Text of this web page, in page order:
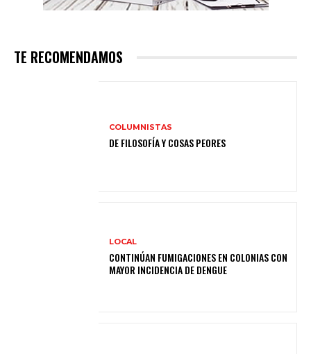
TE RECOMENDAMOS
COLUMNISTAS
DE FILOSOFÍA Y COSAS PEORES
LOCAL
CONTINÚAN FUMIGACIONES EN COLONIAS CON
MAYOR INCIDENCIA DE DENGUE